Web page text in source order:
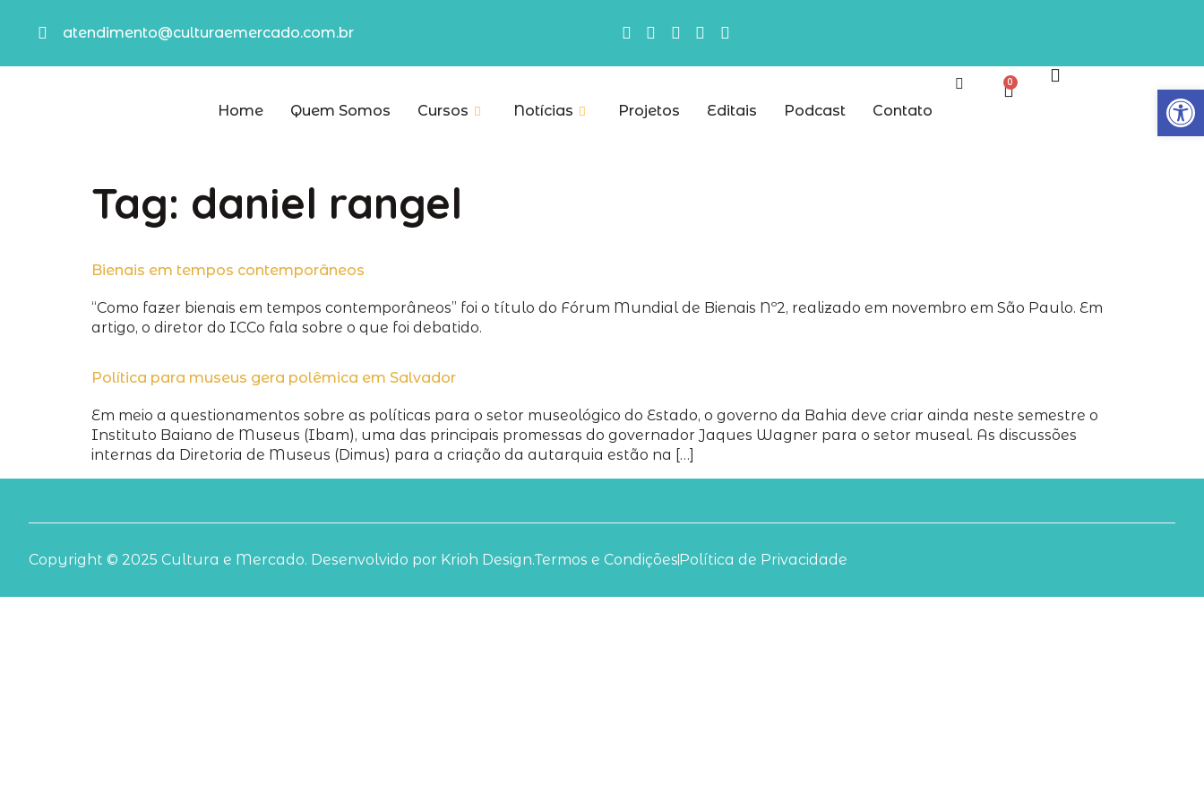
Abrir
atendimento@culturaemercado.com.br
Home Quem Somos Cursos Notícias Projetos Editais Podcast Contato
0
Tag: daniel rangel
Bienais em tempos contemporâneos
“Como fazer bienais em tempos contemporâneos” foi o título do Fórum Mundial de Bienais Nº2, realizado em novembro em São Paulo. Em
artigo, o diretor do ICCo fala sobre o que foi debatido.
Política para museus gera polêmica em Salvador
Em meio a questionamentos sobre as políticas para o setor museológico do Estado, o governo da Bahia deve criar ainda neste semestre o
Instituto Baiano de Museus (Ibam), uma das principais promessas do governador Jaques Wagner para o setor museal. As discussões
internas da Diretoria de Museus (Dimus) para a criação da autarquia estão na […]
Copyright © 2025 Cultura e Mercado. Desenvolvido por Krioh Design.Termos e CondiçõesPolítica de Privacidade